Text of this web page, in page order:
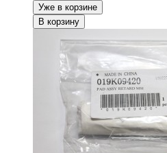
Уже в корзине
В корзину